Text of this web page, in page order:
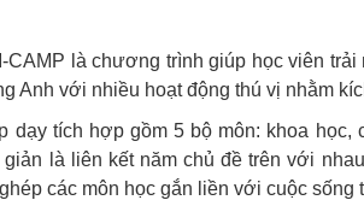
CAMP là chương trình giúp học viên
Anh với nhiều hoạt động thú vị nhằm
dạy tích hợp gồm 5 bộ môn: khoa học,
là liên kết năm chủ đề trên với
các môn học gắn liền với cuộc sống